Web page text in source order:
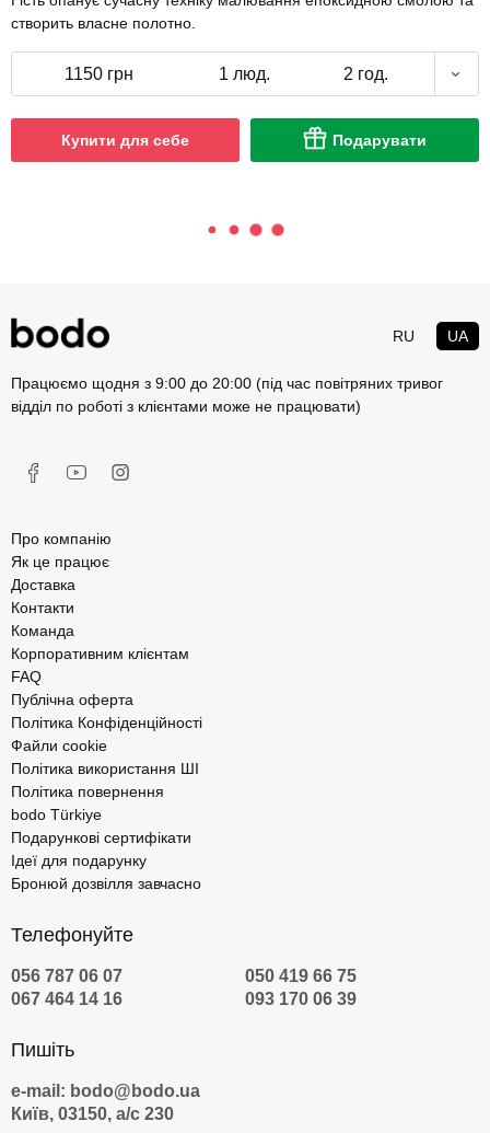
створить власне полотно.
1150 грн 1 люд. 2 год.
Купити для себе Подарувати
RU UA
Працюємо щодня з 9:00 до 20:00 (під час повітряних тривог
відділ по роботі з клієнтами може не працювати)
Про компанію
Як це працює
Доставка
Контакти
Команда
Корпоративним клієнтам
FAQ
Публічна оферта
Політика Конфіденційності
Файли cookie
Політика використання ШІ
Політика повернення
bodo Türkiye
Подарункові сертифікати
Ідеї для подарунку
Бронюй дозвілля завчасно
Телефонуйте
056 787 06 07
050 419 66 75
067 464 14 16
093 170 06 39
Пишіть
e-mail: bodo@bodo.ua
Київ, 03150, а/с 230